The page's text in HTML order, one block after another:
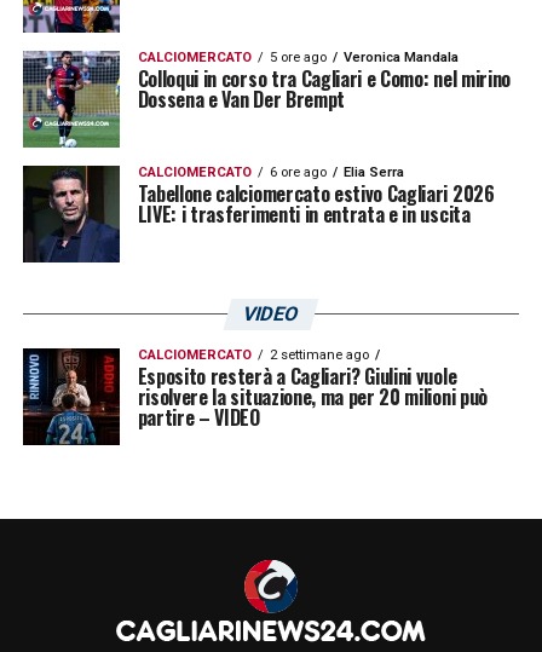
CALCIOMERCATO 5 ore ago Veronica Mandala
Colloqui in corso tra Cagliari e Como: nel mirino
Dossena e Van Der Brempt
CALCIOMERCATO 6 ore ago Elia Serra
Tabellone calciomercato estivo Cagliari 2026
LIVE: i trasferimenti in entrata e in uscita
VIDEO
CALCIOMERCATO 2 settimane ago
Esposito resterà a Cagliari? Giulini vuole
risolvere la situazione, ma per 20 milioni può
partire – VIDEO